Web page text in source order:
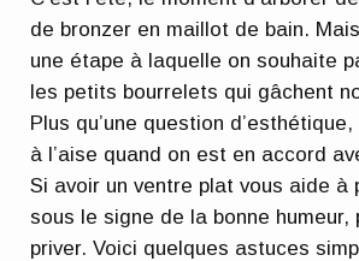
de bronzer en maillot de bain.
une étape à laquelle on souhaite
les petits bourrelets qui gâchent
Plus qu’une question
à l’aise quand on est en accord
Si avoir un ventre plat vous aide à
sous le signe de la bonne humeur,
priver. Voici quelques astuces